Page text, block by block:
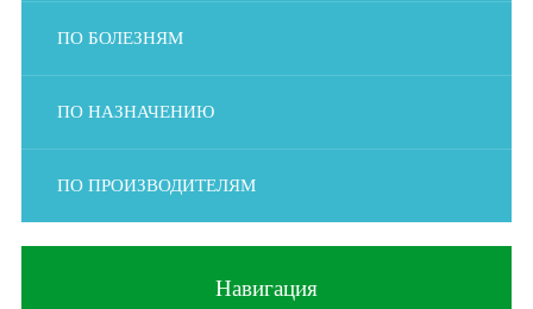
ПО БОЛЕЗНЯМ
ПО НАЗНАЧЕНИЮ
ПО ПРОИЗВОДИТЕЛЯМ
Навигация